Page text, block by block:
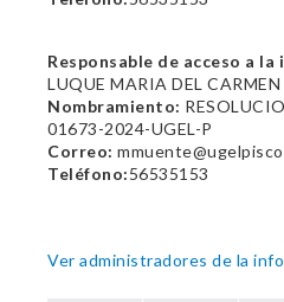
Responsable de acceso a
LUQUE MARIA DEL CARMEN
Nombramiento:
01673-2024-UGEL-P
Correo:
Teléfono:56535153
Ver administradores de la